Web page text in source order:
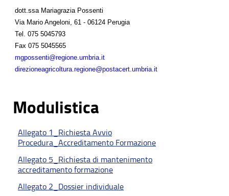
dott.ssa Mariagrazia Possenti
Via Mario Angeloni, 61 - 06124 Perugia
Tel. 075 5045793
Fax 075 5045565
mgpossenti@regione.umbria.it
direzioneagricoltura.regione@postacert.umbria.it
Modulistica
Allegato 1_Richiesta Avvio
Procedura_Accreditamento Formazione
Allegato 5_Richiesta di mantenimento
accreditamento formazione
Allegato 2_Dossier individuale